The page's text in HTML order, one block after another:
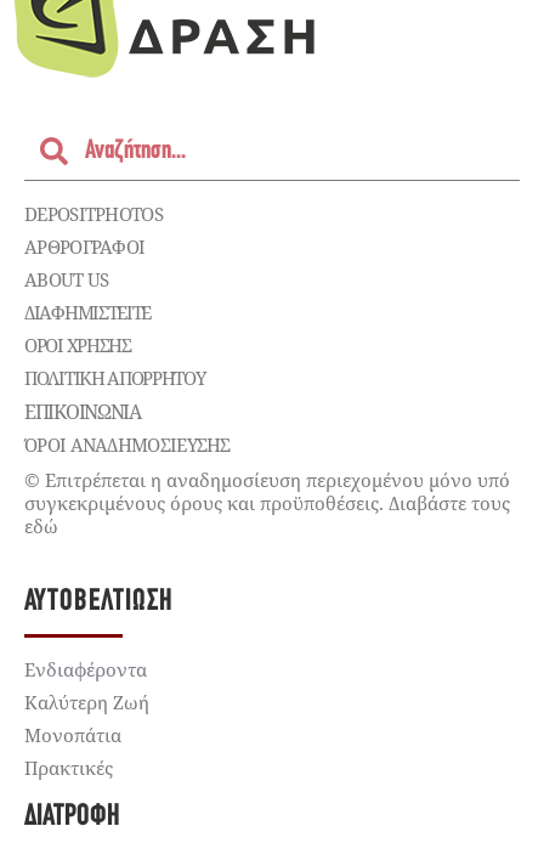
DEPOSITPHOTOS
ΑΡΘΡΟΓΡΑΦΟΙ
ABOUT US
ΔΙΑΦΗΜΙΣΤΕΊΤΕ
ΌΡΟΙ ΧΡΉΣΗΣ
ΠΟΛΙΤΙΚΉ ΑΠΟΡΡΉΤΟΥ
ΕΠΙΚΟΙΝΩΝΊΑ
ΌΡΟΙ ΑΝΑΔΗΜΟΣΙΕΥΣΗΣ
© Επιτρέπεται η αναδημοσίευση περιεχομένου μόνο υπό
συγκεκριμένους όρους και προϋποθέσεις. Διαβάστε τους
εδώ
ΑΥΤΟΒΕΛΤΊΩΣΗ
Ενδιαφέροντα
Καλύτερη Ζωή
Μονοπάτια
Πρακτικές
ΔΙΑΤΡΟΦΉ